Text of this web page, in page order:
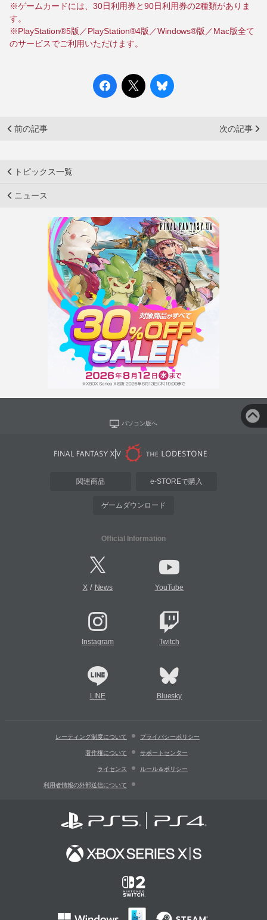
※ゲームカードには、30日利用券と90日利用券の2種類がありま
す。
※PlayStation®5版／PlayStation®4版／Windows®版／Mac版全て
のサービスでご利用いただけます。
前の記事 次の記事
トピックス一覧
ニュース
パソコン版へ
関連商品 e-STOREで購入
ゲームダウンロード
Official Information
X/ News YouTube
Instagram Twitch
LINE Bluesky
レーティング制度について プライバシーポリシー
著作権について サポートセンター
ライセンス ルール＆ポリシー
利用者情報の外部送信について